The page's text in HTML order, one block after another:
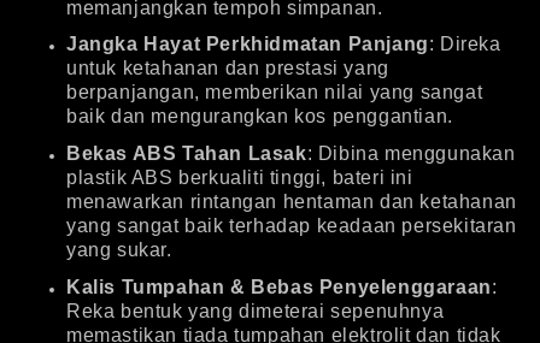
memanjangkan tempoh simpanan.
Jangka Hayat Perkhidmatan Panjang: Direka
untuk ketahanan dan prestasi yang
berpanjangan, memberikan nilai yang sangat
baik dan mengurangkan kos penggantian.
Bekas ABS Tahan Lasak: Dibina menggunakan
plastik ABS berkualiti tinggi, bateri ini
menawarkan rintangan hentaman dan ketahanan
yang sangat baik terhadap keadaan persekitaran
yang sukar.
Kalis Tumpahan & Bebas Penyelenggaraan:
Reka bentuk yang dimeterai sepenuhnya
memastikan tiada tumpahan elektrolit dan tidak